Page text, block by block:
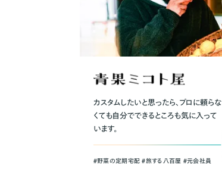
カスタムしたいと思ったら、プロに頼らな
くても自分でできるところも気に入って
います。
＃野菜の定期宅配 ＃旅する八百屋 ＃元会社員